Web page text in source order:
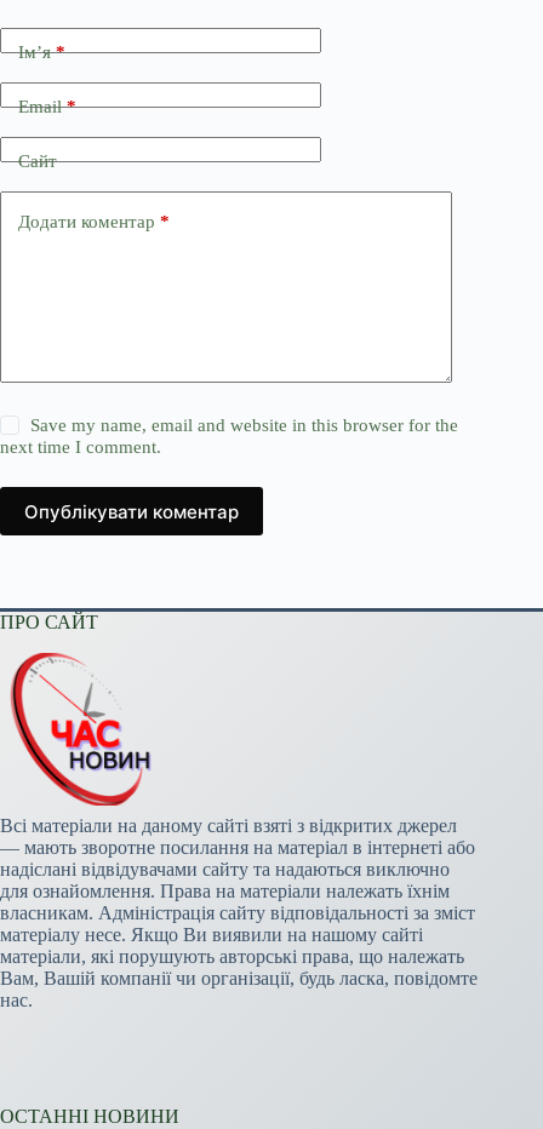
Ім’я*
Email*
Сайт
Додати коментар *
Save my name, email and website in this browser for the
next time I comment.
Опублікувати коментар
ПРО САЙТ
Всі матеріали на даному сайті взяті з відкритих джерел
— мають зворотне посилання на матеріал в інтернеті або
надіслані відвідувачами сайту та надаються виключно
для ознайомлення. Права на матеріали належать їхнім
власникам. Адміністрація сайту відповідальності за зміст
матеріалу несе. Якщо Ви виявили на нашому сайті
матеріали, які порушують авторські права, що належать
Вам, Вашій компанії чи організації, будь ласка, повідомте
нас.
ОСТАННІ НОВИНИ